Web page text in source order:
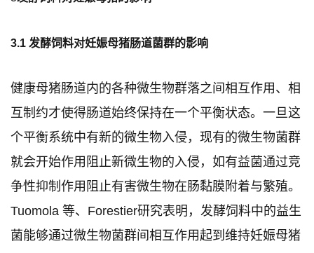
3.1 发酵饲料对妊娠母猪肠道菌群的影响
健康母猪肠道内的各种微生物群落之间相互作用、相
互制约才使得肠道始终保持在一个平衡状态。一旦这
个平衡系统中有新的微生物入侵，现有的微生物菌群
就会开始作用阻止新微生物的入侵，如有益菌通过竞
争性抑制作用阻止有害微生物在肠黏膜附着与繁殖。
Tuomola 等、Forestier研究表明，发酵饲料中的益生
菌能够通过微生物菌群间相互作用起到维持妊娠母猪